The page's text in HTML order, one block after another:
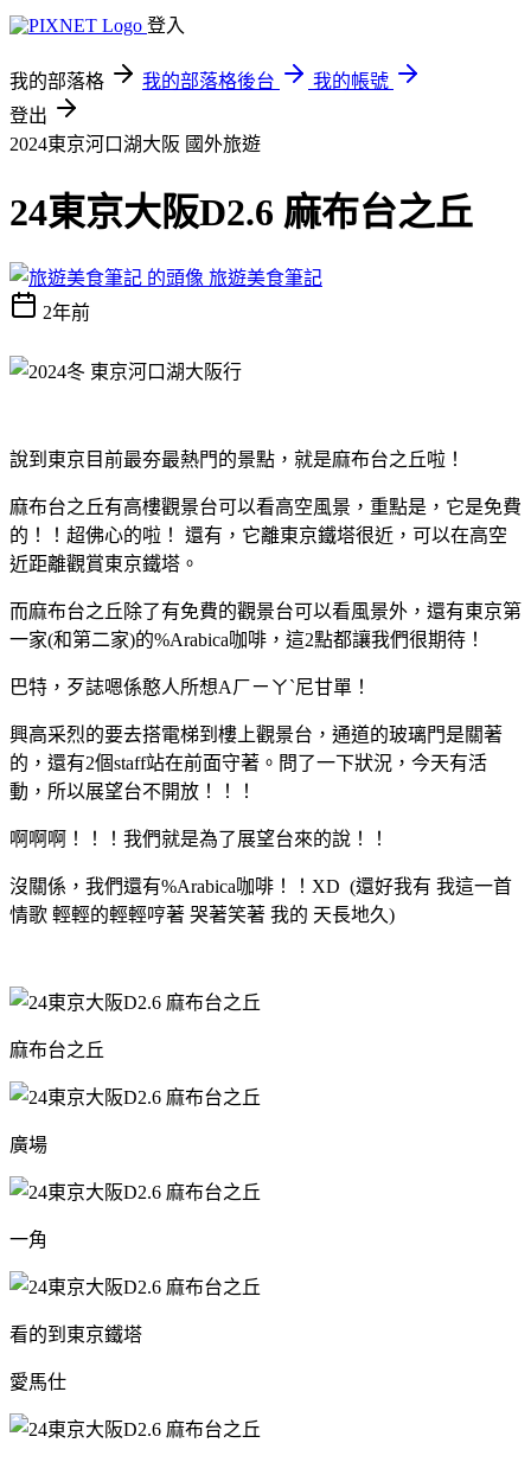
登入
我的部落格 我的部落格後台
我的帳號
登出
2024東京河口湖大阪 國外旅遊
24東京大阪D2.6 麻布台之丘
旅遊美食筆記
2年前
說到東京目前最夯最熱門的景點，就是麻布台之丘啦！
麻布台之丘有高樓觀景台可以看高空風景，重點是，它是免費
的！！超佛心的啦！ 還有，它離東京鐵塔很近，可以在高空
近距離觀賞東京鐵塔。
而麻布台之丘除了有免費的觀景台可以看風景外，還有東京第
一家(和第二家)的%Arabica咖啡，這2點都讓我們很期待！
巴特，歹誌嗯係憨人所想Aㄏㄧㄚˋ尼甘單！
興高采烈的要去搭電梯到樓上觀景台，通道的玻璃門是關著
的，還有2個staff站在前面守著。問了一下狀況，今天有活
動，所以展望台不開放！！！
啊啊啊！！！我們就是為了展望台來的說！！
沒關係，我們還有%Arabica咖啡！！XD (還好我有 我這一首
情歌 輕輕的輕輕哼著 哭著笑著 我的 天長地久)
麻布台之丘
廣場
一角
看的到東京鐵塔
愛馬仕